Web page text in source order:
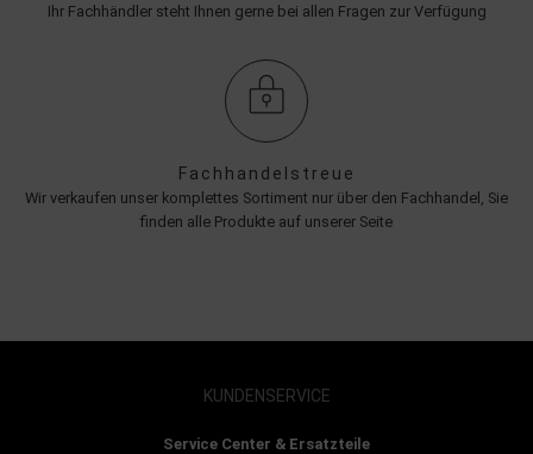
Ihr Fachhändler steht Ihnen gerne bei allen Fragen zur Verfügung
Fachhandelstreue
Wir verkaufen unser komplettes Sortiment nur über den Fachhandel, Sie
finden alle Produkte auf unserer Seite
KUNDENSERVICE
Service Center & Ersatzteile